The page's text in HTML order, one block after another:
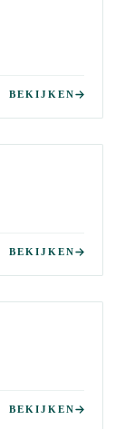
BEKIJKEN
BEKIJKEN
BEKIJKEN